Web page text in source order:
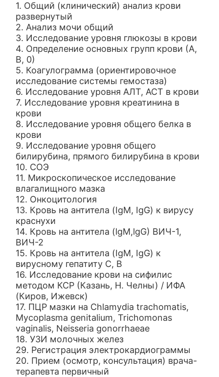
1. Общий (клинический) анализ крови
развернутый
2. Анализ мочи общий
3. Исследование уровня глюкозы в крови
4. Определение основных групп крови (А,
В, 0)
5. Коагулограмма (ориентировочное
исследование системы гемостаза)
6. Исследование уровня АЛТ, АСТ в крови
7. Исследование уровня креатинина в
крови
8. Исследование уровня общего белка в
крови
9. Исследование уровня общего
билирубина, прямого билирубина в крови
10. СОЭ
11. Микроскопическое исследование
влагалищного мазка
12. Онкоцитология
13. Кровь на антитела (IgM, IgG) к вирусу
краснухи
14. Кровь на антитела (lgM,lgG) ВИЧ-1,
ВИЧ-2
15. Кровь на антитела (IgM, IgG) к
вирусному гепатиту С, В
16. Исследование крови на сифилис
методом КСР (Казань, Н. Челны) / ИФА
(Киров, Ижевск)
17. ПЦР мазки на Chlamydia trachomatis,
Mycoplasma genitalium, Trichomonas
vaginalis, Neisseria gonorrhaeae
18. УЗИ молочных желез
29. Регистрация электрокардиограммы
20. Прием (осмотр, консультация) врача-
терапевта первичный